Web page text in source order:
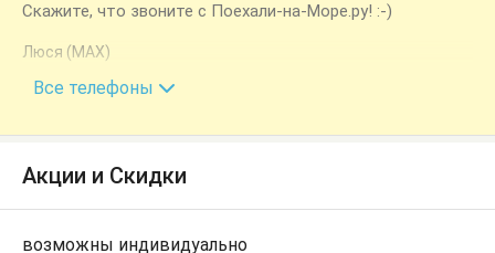
Скажите, что звоните с Поехали-на-Море.ру! :-)
Люся (MAX)
+7 (989) 169-23-95
Все телефоны
Акции и Скидки
возможны индивидуально